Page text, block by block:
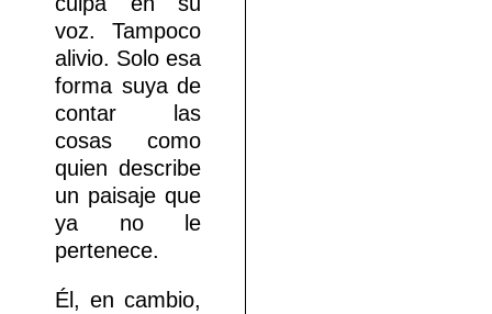
voz. Tampoco
alivio. Solo esa
forma suya de
contar las
cosas como
quien describe
un paisaje que
ya no le
pertenece.
Él, en cambio,